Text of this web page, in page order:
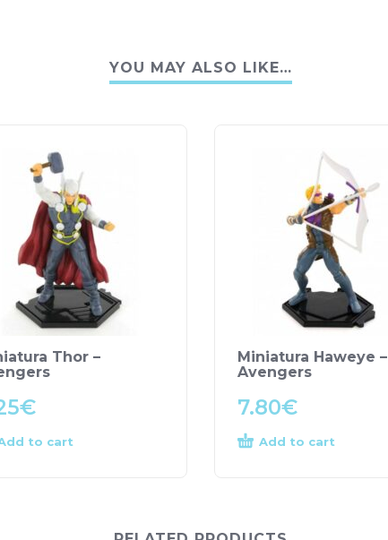
YOU MAY ALSO LIKE…
Thor –
€
to cart
Miniatura Haweye –
Avengers
7.80€
Add to cart